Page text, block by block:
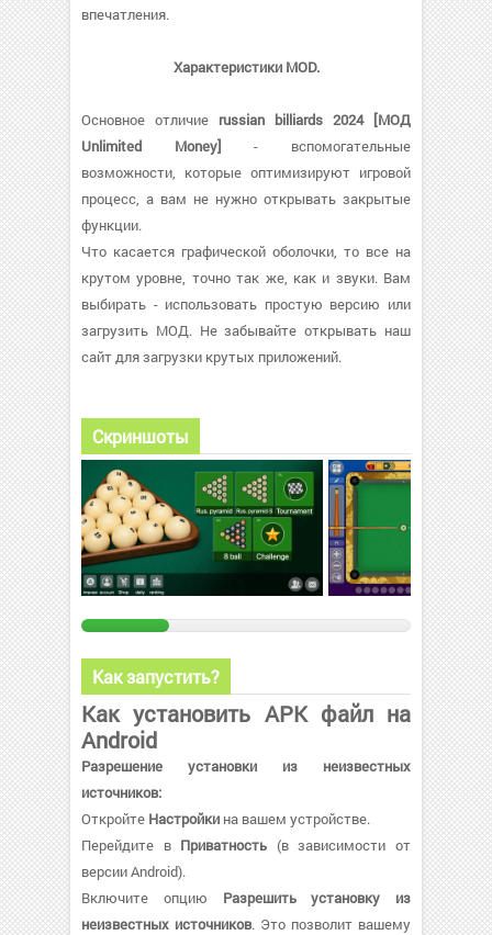
впечатления.
Характеристики MOD.
Основное отличие russian billiards 2024 [МОД
Unlimited Money] - вспомогательные
возможности, которые оптимизируют игровой
процесс, а вам не нужно открывать закрытые
функции.
Что касается графической оболочки, то все на
крутом уровне, точно так же, как и звуки. Вам
выбирать - использовать простую версию или
загрузить МОД. Не забывайте открывать наш
сайт для загрузки крутых приложений.
Скриншоты
Как запустить?
Как установить APK файл на
Android
Разрешение установки из неизвестных
источников:
Откройте Настройки на вашем устройстве.
Перейдите в Приватность (в зависимости от
версии Android).
Включите опцию Разрешить установку из
неизвестных источников. Это позволит вашему